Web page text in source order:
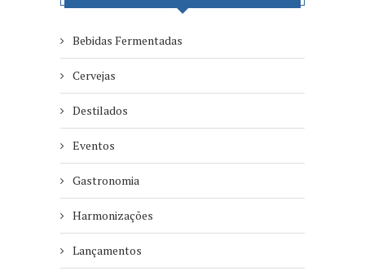
Bebidas Fermentadas
Cervejas
Destilados
Eventos
Gastronomia
Harmonizações
Lançamentos